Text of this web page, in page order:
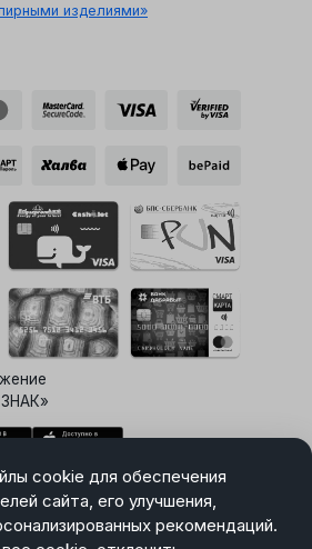
cookie для обеспечения
сайта, его улучшения,
рекомендаций.
изделиями»
настроек Cookie